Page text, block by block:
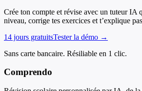
Crée ton compte et révise avec un tuteur IA
niveau, corrige tes exercices et t’explique
14 jours gratuitsTester la démo →
Sans carte bancaire. Résiliable en 1 clic.
Comprendo